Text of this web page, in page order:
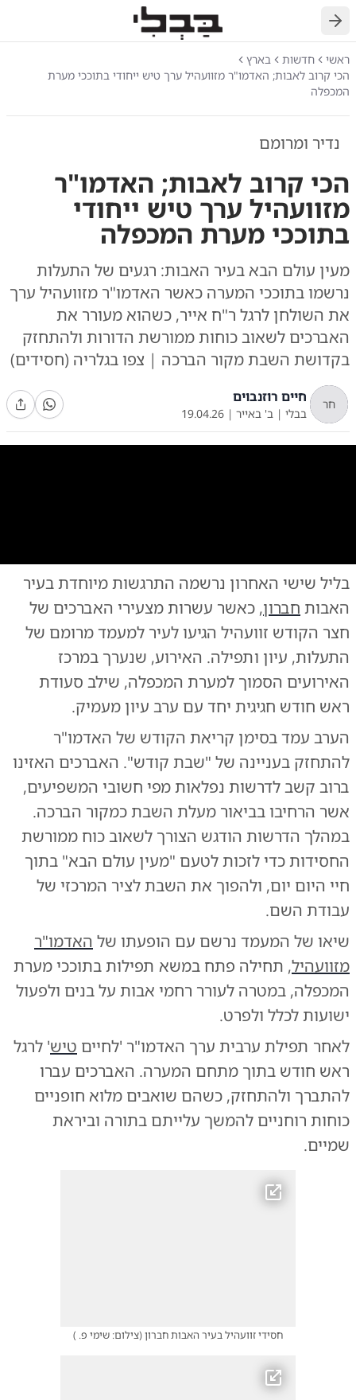
חזרה
ראשי חדשות
בארץ
הכי קרוב לאבות; האדמו"ר מזוועהיל ערך טיש ייחודי בתוככי מערת
המכפלה
נדיר ומרומם
הכי קרוב לאבות; האדמו"ר
מזוועהיל ערך טיש ייחודי
בתוככי מערת המכפלה
מעין עולם הבא בעיר האבות: רגעים של התעלות
נרשמו בתוככי המערה כאשר האדמו"ר מזוועהיל ערך
את השולחן לרגל ר"ח אייר, כשהוא מעורר את
האברכים לשאוב כוחות ממורשת הדורות ולהתחזק
בקדושת השבת מקור הברכה | צפו בגלריה (חסידים)
חר חיים רוזנבוים
בבלי | ב' באייר |
19.04.26
האדמו"ר מזוועהיל בטיש לחיים בחברון |צילום: צילום: שימי פ.
בליל שישי האחרון נרשמה התרגשות מיוחדת בעיר
האבות חברון, כאשר עשרות מצעירי האברכים של
חצר הקודש זוועהיל הגיעו לעיר למעמד מרומם של
התעלות, עיון ותפילה. האירוע, שנערך במרכז
האירועים הסמוך למערת המכפלה, שילב סעודת
ראש חודש חגיגית יחד עם ערב עיון מעמיק.
הערב עמד בסימן קריאת הקודש של האדמו"ר
להתחזק בעניינה של "שבת קודש". האברכים האזינו
ברוב קשב לדרשות נפלאות מפי חשובי המשפיעים,
אשר הרחיבו בביאור מעלת השבת כמקור הברכה.
במהלך הדרשות הודגש הצורך לשאוב כוח ממורשת
החסידות כדי לזכות לטעם "מעין עולם הבא" בתוך
חיי היום יום, ולהפוך את השבת לציר המרכזי של
עבודת השם.
שיאו של המעמד נרשם עם הופעתו של האדמו"ר
מזוועהיל, תחילה פתח במשא תפילות בתוככי מערת
המכפלה, במטרה לעורר רחמי אבות על בנים ולפעול
ישועות לכלל ולפרט.
לאחר תפילת ערבית ערך האדמו"ר 'לחיים טיש' לרגל
ראש חודש בתוך מתחם המערה. האברכים עברו
להתברך ולהתחזק, כשהם שואבים מלוא חופניים
כוחות רוחניים להמשך עלייתם בתורה וביראת
שמיים.
חסידי זוועהיל בעיר האבות חברון(צילום: שימי פ. )